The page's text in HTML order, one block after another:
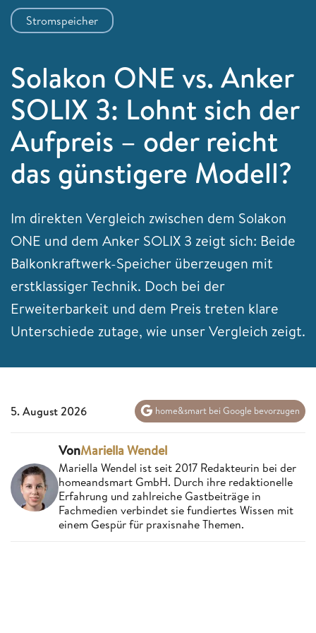
Stromspeicher
Solakon ONE vs. Anker
SOLIX 3: Lohnt sich der
Aufpreis – oder reicht
das günstigere Modell?
Im direkten Vergleich zwischen dem Solakon
ONE und dem Anker SOLIX 3 zeigt sich: Beide
Balkonkraftwerk-Speicher überzeugen mit
erstklassiger Technik. Doch bei der
Erweiterbarkeit und dem Preis treten klare
Unterschiede zutage, wie unser Vergleich zeigt.
5. August 2026 home&smart bei Google bevorzugen
VonMariella Wendel
Mariella Wendel ist seit 2017 Redakteurin bei der
homeandsmart GmbH. Durch ihre redaktionelle
Erfahrung und zahlreiche Gastbeiträge in
Fachmedien verbindet sie fundiertes Wissen mit
einem Gespür für praxisnahe Themen.